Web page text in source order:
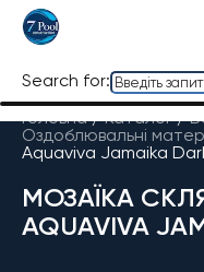
Search for:
Головна / Каталог/
Оздоблювальні
Aquaviva Jamaika
МОЗАЇКА
AQUAVIVA